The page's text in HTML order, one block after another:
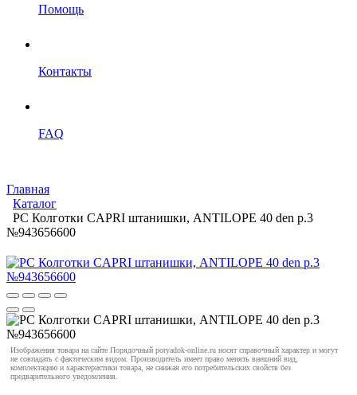
Помощь
Контакты
FAQ
Главная
Каталог
PC Колготки CAPRI штанишки, ANTILOPE 40 den р.3
№943656600
Изображения товара на сайте Порядочный poryadok-online.ru носят справочный характер и могут
не совпадать с фактическим видом. Производитель имеет право менять внешний вид,
комплектацию и характеристики товара, не снижая его потребительских свойств без
предварительного уведомления.